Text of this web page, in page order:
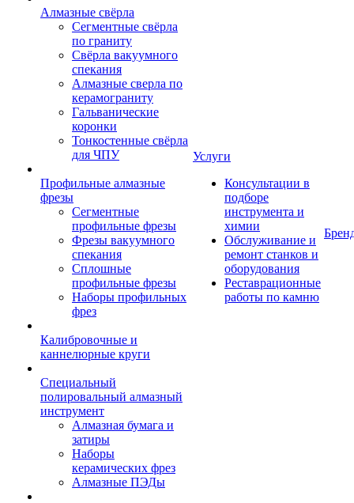
Алмазные свёрла
Сегментные свёрла
по граниту
Свёрла вакуумного
спекания
Алмазные сверла по
керамограниту
Гальванические
коронки
Тонкостенные свёрла
для ЧПУ
Профильные алмазные
фрезы
Сегментные
профильные фрезы
Фрезы вакуумного
спекания
Сплошные
профильные фрезы
Наборы профильных
фрез
Калибровочные и
каннелюрные круги
Специальный
полировальный алмазный
инструмент
Алмазная бумага и
затиры
Наборы
керамических фрез
Алмазные ПЭДы
Услуги
Консультации в
подборе
инструмента и
химии
Обслуживание и
ремонт станков и
оборудования
Реставрационные
работы по камню